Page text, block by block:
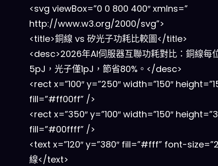
<svg viewBox=”0 0 800 400″ xmlns=”
http://www.w3.org/2000/svg”>
<title>銅線 vs 矽光子功耗比較圖</title>
<desc>2026年AI伺服器互聯功耗對比：銅線每
5pJ，光子僅1pJ，節省80%。</desc>
<rect x=”100″ y=”250″ width=”150″
fill=”#ff00ff” />
<rect x=”350″ y=”100″ width=”150″
fill=”#00ffff” />
<text x=”120″ y=”380″ fill=”#fff” font-
線</text>